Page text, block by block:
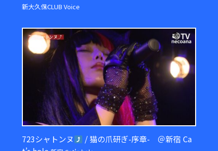
新大久保CLUB Voice
723シャトンヌ
/ 猫の爪研ぎ-序章- ＠新宿 Ca